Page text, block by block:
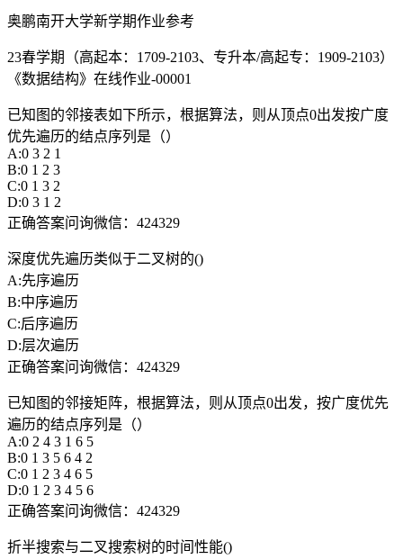
奥鹏南开大学新学期作业参考
23春学期（高起本：1709-2103、专升本/高起专：1909-2103）
《数据结构》在线作业-00001
已知图的邻接表如下所示，根据算法，则从顶点0出发按广度
优先遍历的结点序列是（）
A:0 3 2 1
B:0 1 2 3
C:0 1 3 2
D:0 3 1 2
正确答案问询微信：424329
深度优先遍历类似于二叉树的()
A:先序遍历
B:中序遍历
C:后序遍历
D:层次遍历
正确答案问询微信：424329
已知图的邻接矩阵，根据算法，则从顶点0出发，按广度优先
遍历的结点序列是（）
A:0 2 4 3 1 6 5
B:0 1 3 5 6 4 2
C:0 1 2 3 4 6 5
D:0 1 2 3 4 5 6
正确答案问询微信：424329
折半搜索与二叉搜索树的时间性能()